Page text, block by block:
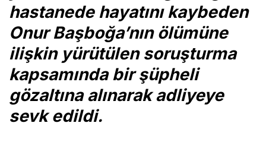
hastanede hayatını kaybeden
Onur Başboğa’nın ölümüne
ilişkin yürütülen soruşturma
kapsamında bir şüpheli
gözaltına alınarak adliyeye
sevk edildi.